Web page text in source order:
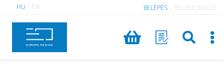
HU EN BELÉPÉS REGISZTRÁCIÓ